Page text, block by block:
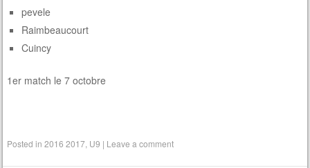
pevele
Raimbeaucourt
Cuincy
1er match le 7 octobre
Posted in2016 2017 U9 | Leave a comment